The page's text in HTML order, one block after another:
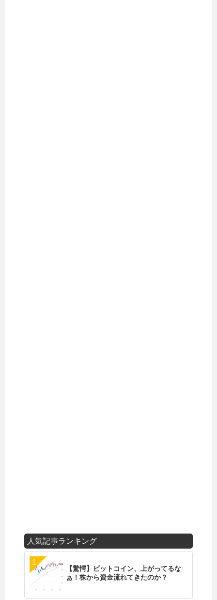
人気記事ランキング
【驚愕】ビットコイン、上がってるな
ぁ！株から資金流れてきたのか？